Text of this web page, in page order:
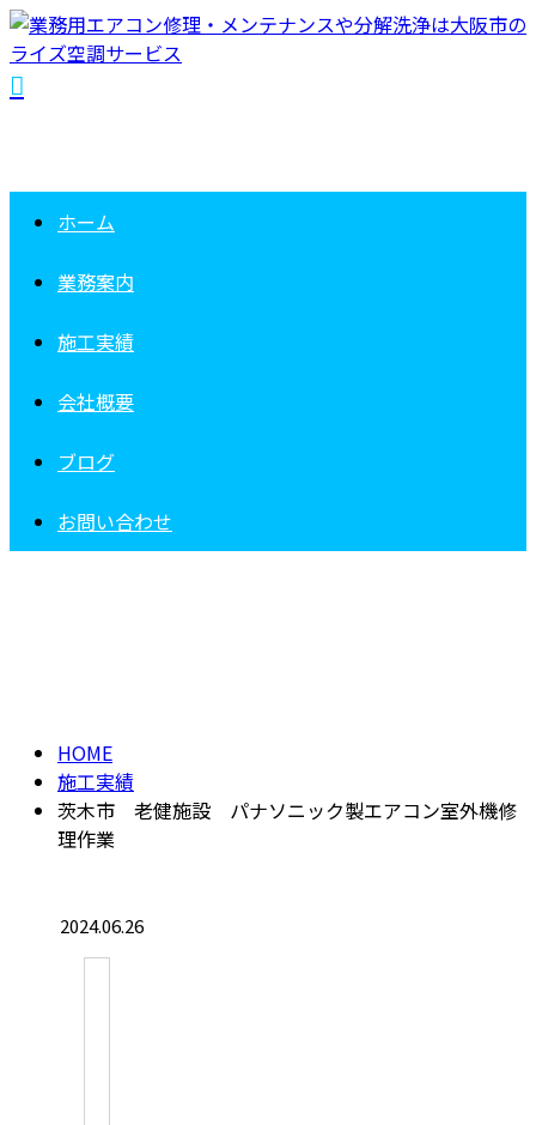
ホーム
業務案内
施工実績
会社概要
ブログ
お問い合わせ
HOME
施工実績
茨木市 老健施設 パナソニック製エアコン室外機修
理作業
2024.06.26